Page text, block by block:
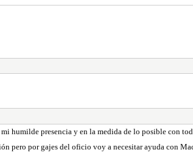
humilde presencia y en la medida de lo posible con
pero por gajes del oficio voy a necesitar ayuda con